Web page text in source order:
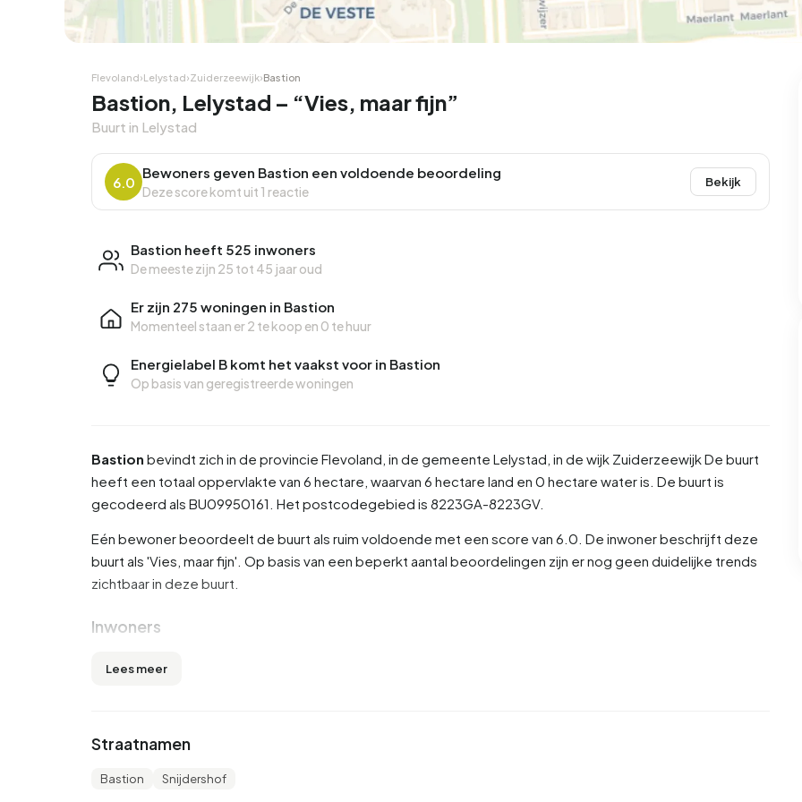
Hoekwoning 2-onder-1-kap
83
Hoekwoning
312
Kamers
Flevoland›Lelystad›Zuiderzeewijk›Bastion
Bastion, Lelystad – “Vies, maar fijn”
Buurt in Lelystad
6.0
Bewoners geven Bastion een voldoende beoordeling
Deze score komt uit 1 reactie
Bekijk
Bastion heeft 525 inwoners
De meeste zijn 25 tot 45 jaar oud
Er zijn 275 woningen in Bastion
Momenteel staan er2 te koop en 0 te huur
Energielabel B komt het vaakst voor in Bastion
Op basis van geregistreerde woningen
Bastion bevindt zich in de provincie Flevoland , in de gemeente Lelystad , in de wijk ZuiderzeewijkDe buurt
heeft een totaal oppervlakte van 6 hectare, waarvan 6 hectare land en 0 hectare water is. De buurt is
gecodeerd als BU09950161. Het postcodegebied is 8223GA-8223GV.
Eén bewoner beoordeelt de buurt als ruim voldoende met een score van 6.0. De inwoner beschrijft deze
buurt als 'Vies, maar fijn'. Op basis van een beperkt aantal beoordelingen zijn er nog geen duidelijke trends
zichtbaar in deze buurt.
Inwoners
(40,0%). De overige leeftijden zijn 26,7% voor '45 tot 65 jaar', 14,3% voor '0 tot 15 jaar', 9,5% voor '15 tot 25
komen uit landen buiten Europa.
Er zijn 290 huishoudens in Bastion. 56,9% daarvan zijn eenpersoonshuishoudens, 22,4% huishoudens zonder
Lees meer
Straatnamen
Bastion Snijdershof